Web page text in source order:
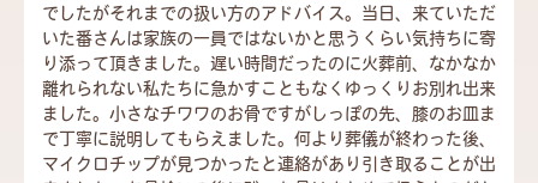
でしたがそれまでの扱い方のアドバイス。当日、来ていただ
いた番さんは家族の一員ではないかと思うくらい気持ちに寄
り添って頂きました。遅い時間だったのに火葬前、なかなか
離れられない私たちに急かすこともなくゆっくりお別れ出来
ました。小さなチワワのお骨ですがしっぽの先、膝のお皿ま
で丁寧に説明してもらえました。何より葬儀が終わった後、
マイクロチップが見つかったと連絡があり引き取ることが出